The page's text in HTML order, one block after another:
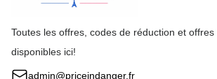
Toutes les offres, codes de réduction et
disponibles ici!
admin@priceindanger.fr